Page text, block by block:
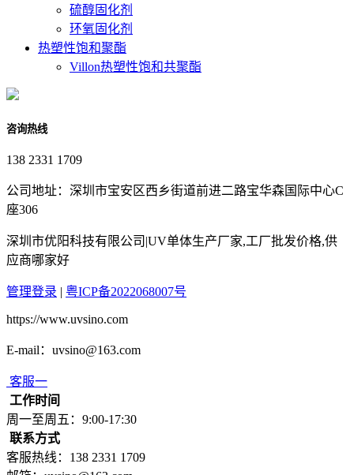
硫醇固化剂
环氧固化剂
热塑性饱和聚酯
Villon热塑性饱和共聚酯
咨询热线
138 2331 1709
公司地址：深圳市宝安区西乡街道前进二路宝华森国际中心C
座306
深圳市优阳科技有限公司|UV单体生产厂家,工厂批发价格,供
应商哪家好
管理登录 | 粤ICP备2022068007号
https://www.uvsino.com
E-mail：uvsino@163.com
客服一
工作时间
周一至周五：9:00-17:30
联系方式
客服热线：138 2331 1709